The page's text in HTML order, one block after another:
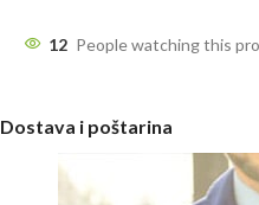
12 People watching this
Dostava i poštarina